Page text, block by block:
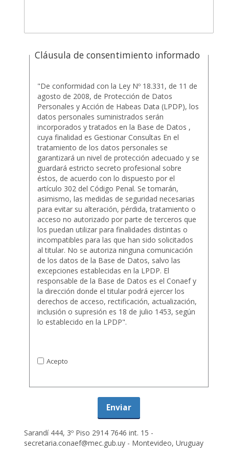
Cláusula de consentimiento informado
"De conformidad con la Ley Nº 18.331, de 11 de
agosto de 2008, de Protección de Datos
Personales y Acción de Habeas Data (LPDP), los
datos personales suministrados serán
incorporados y tratados en la Base de Datos ,
cuya finalidad es Gestionar Consultas En el
tratamiento de los datos personales se
garantizará un nivel de protección adecuado y se
guardará estricto secreto profesional sobre
éstos, de acuerdo con lo dispuesto por el
artículo 302 del Código Penal. Se tomarán,
asimismo, las medidas de seguridad necesarias
para evitar su alteración, pérdida, tratamiento o
acceso no autorizado por parte de terceros que
los puedan utilizar para finalidades distintas o
incompatibles para las que han sido solicitados
al titular. No se autoriza ninguna comunicación
de los datos de la Base de Datos, salvo las
excepciones establecidas en la LPDP. El
responsable de la Base de Datos es el Conaef y
la dirección donde el titular podrá ejercer los
derechos de acceso, rectificación, actualización,
inclusión o supresión es 18 de julio 1453, según
lo establecido en la LPDP".
Acepto
Enviar
Sarandí 444, 3º Piso 2914 7646 int. 15 -
secretaria.conaef@mec.gub.uy - Montevideo, Uruguay